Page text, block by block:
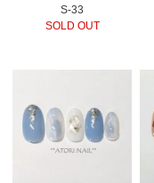
S-33
SOLD OUT